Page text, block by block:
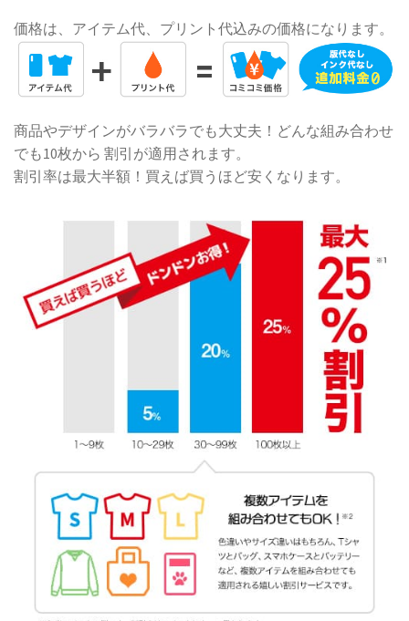
価格は、アイテム代、プリント代込みの価格になります。
商品やデザインがバラバラでも大丈夫！どんな組み合わせ
でも10枚から 割引が適用されます。
割引率は最大半額！買えば買うほど安くなります。